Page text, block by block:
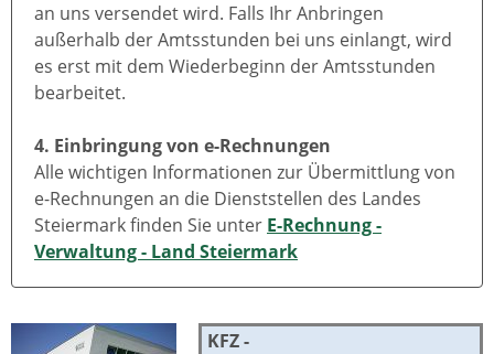
an uns versendet wird. Falls Ihr Anbringen
außerhalb der Amtsstunden bei uns einlangt, wird
es erst mit dem Wiederbeginn der Amtsstunden
bearbeitet.
4. Einbringung von e-Rechnungen
Alle wichtigen Informationen zur Übermittlung von
e-Rechnungen an die Dienststellen des Landes
Steiermark finden Sie unter E-Rechnung -
Verwaltung - Land Steiermark
KFZ -